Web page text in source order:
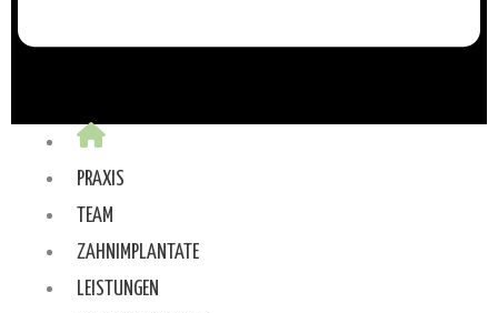
PRAXIS
TEAM
ZAHNIMPLANTATE
LEISTUNGEN